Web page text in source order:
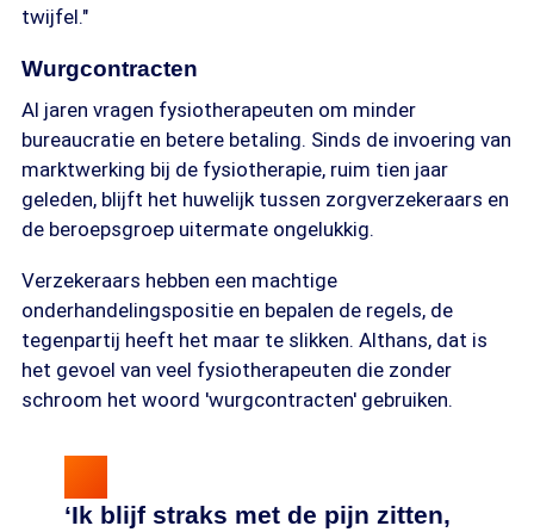
twijfel."
Wurgcontracten
Al jaren vragen fysiotherapeuten om minder
bureaucratie en betere betaling. Sinds de invoering van
marktwerking bij de fysiotherapie, ruim tien jaar
geleden, blijft het huwelijk tussen zorgverzekeraars en
de beroepsgroep uitermate ongelukkig.
Verzekeraars hebben een machtige
onderhandelingspositie en bepalen de regels, de
tegenpartij heeft het maar te slikken. Althans, dat is
het gevoel van veel fysiotherapeuten die zonder
schroom het woord 'wurgcontracten' gebruiken.
‘Ik blijf straks met de pijn zitten,